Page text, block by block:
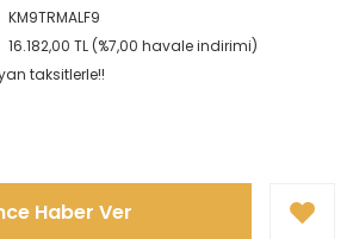
KM9TRMALF9
16.182,00 TL (%7,00 havale indirimi)
taksitlerle!!
Haber Ver